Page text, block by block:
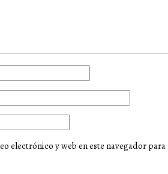
electrónico y web en este navegador